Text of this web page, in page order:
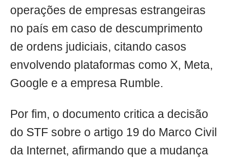
operações de empresas estrangeiras
no país em caso de descumprimento
de ordens judiciais, citando casos
envolvendo plataformas como X, Meta,
Google e a empresa Rumble.
Por fim, o documento critica a decisão
do STF sobre o artigo 19 do Marco Civil
da Internet, afirmando que a mudança